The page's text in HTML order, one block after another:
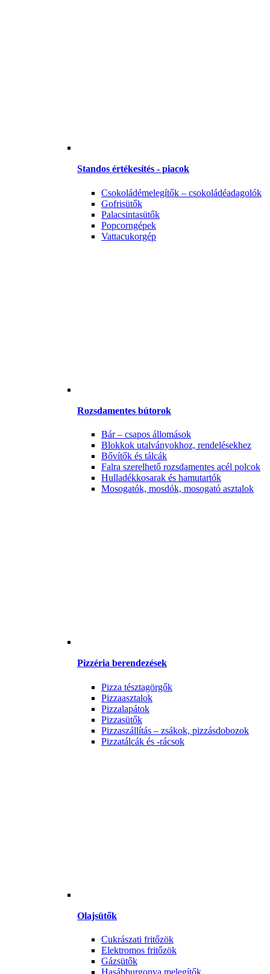
Standos értékesítés - piacok
Csokoládémelegítők – csokoládéadagolók
Gofrisütők
Palacsintasütők
Popcorngépek
Vattacukorgép
Rozsdamentes bútorok
Bár – csapos állomások
Blokkok utalványokhoz, rendelésekhez
Bővítők és tálcák
Falra szerelhető rozsdamentes acél polcok
Hulladékkosarak és hamutartók
Mosogatók, mosdók, mosogató asztalok
Pizzéria berendezések
Pizza tésztagörgők
Pizzaasztalok
Pizzalapátok
Pizzasütők
Pizzaszállítás – zsákok, pizzásdobozok
Pizzatálcák és -rácsok
Olajsütők
Cukrászati fritőzök
Elektromos fritőzök
Gázsütők